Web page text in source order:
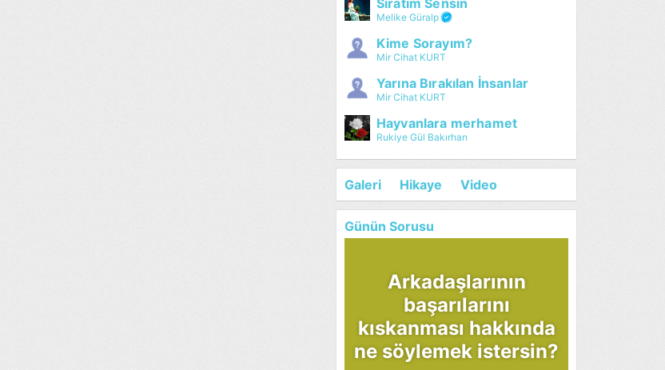
Sıratım Sensin
Melike Güralp
Kime Sorayım?
Mir Cihat KURT
Yarına Bırakılan İnsanlar
Mir Cihat KURT
Hayvanlara merhamet
Rukiye Gül Bakırhan
Galeri Hikaye Video
Günün Sorusu
Arkadaşlarının
başarılarını
kıskanması hakkında
ne söylemek istersin?